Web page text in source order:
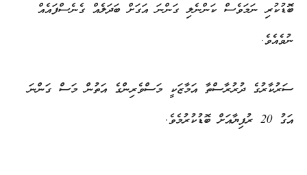
ބޮޑުކުރި ނަމަވެސް ކަންނެލި ގަންނަ އަގަށް ބަދަލެއް ގެނެސްފައެއް
ނުވެއެވެ.
ސަރުކާރުގެ ދުރުރާސްތާ އަމާޒަކީ މަސްވެރިންގެ އަތުން މަސް ގަންނަ
އަގު 20 ރުފިޔާއަށް ބޮޑުކުރުމެވެ.